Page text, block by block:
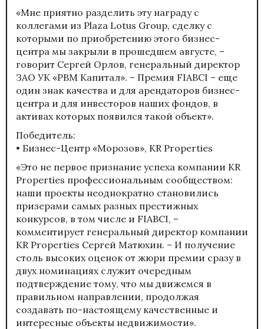
«Мне приятно разделить эту награду с
коллегами из Plaza Lotus Group, сделку с
которыми по приобретению этого бизнес-
центра мы закрыли в прошедшем августе, –
говорит Сергей Орлов, генеральный директор
ЗАО УК «РВМ Капитал». – Премия FIABCI – еще
один знак качества и для арендаторов бизнес-
центра и для инвесторов наших фондов, в
активах которых появился такой объект».
Победитель:
• Бизнес-Центр «Морозов», KR Properties
«Это не первое признание успеха компании KR
Properties профессиональным сообществом:
наши проекты неоднократно становились
призерами самых разных престижных
конкурсов, в том числе и FIABCI, –
комментирует генеральный директор компании
KR Properties Сергей Матюхин. – И получение
столь высоких оценок от жюри премии сразу в
двух номинациях служит очередным
подтверждение тому, что мы движемся в
правильном направлении, продолжая
создавать по-настоящему качественные и
интересные объекты недвижимости».